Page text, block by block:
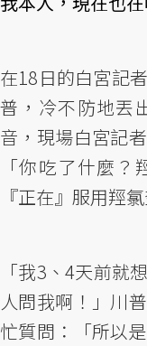
在18日的白宮記
普，冷不防地丟
音，現場白宮記
「你吃了什麼
『正在』服用羥氯
「我3、4天前就
人問我啊！」川
忙質問：「所以